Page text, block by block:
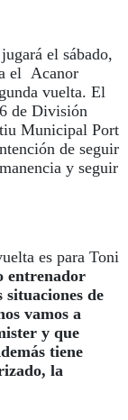
el sábado,
el Acanor
vuelta. El
de División
Municipal Port
de seguir
y seguir
es para Toni
entrenador
de
vamos a
y que
tiene
la